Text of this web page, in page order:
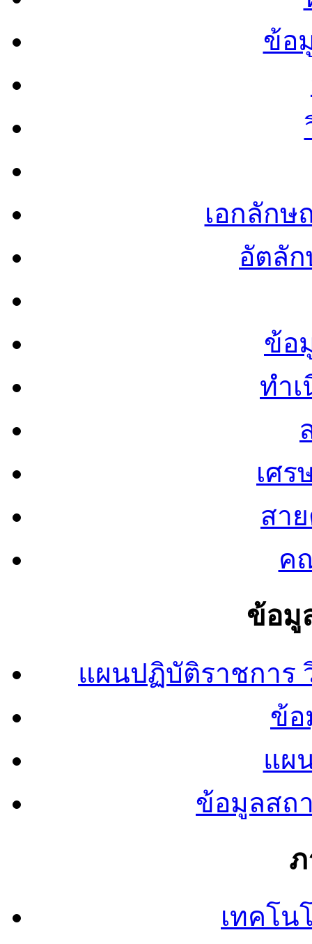
ข้อ
เอกลัก
อัตลั
ข้อ
ทำ
เศร
สา
ค
ข้อมู
แผนปฏิบัติราชการ
ข้อ
แผ
ข้อมูลสถ
เทคโน